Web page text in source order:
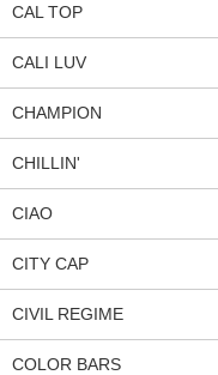
CAL TOP
CALI LUV
CHAMPION
CHILLIN'
CIAO
CITY CAP
CIVIL REGIME
COLOR BARS